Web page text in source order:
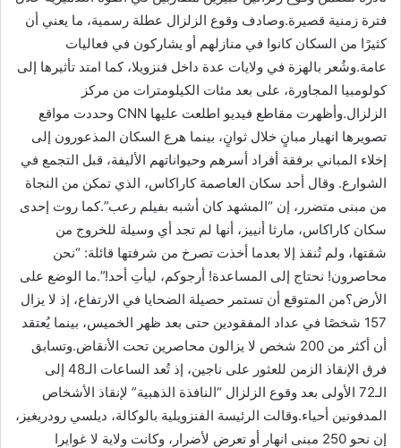
فترة زمنية قصيرة.وصادف وقوع الزلزال عطلة رسمية، ما يعني أن
كثيرًا من السكان كانوا في منازلهم أو يشاركون في فعاليات
عامة.وشُعر بالهزة في ولايات عدة داخل فنزويلا، كما امتد تأثيرها إلى
كولومبيا المجاورة، على بعد مئات الكيلومترات من مركز
الزلزال.وأظهرت مقاطع فيديو اطلعت عليها CNN وحددت مواقع
تصويرها انهيار مبانٍ خلال ثوانٍ، بينما هرع السكان المذعورون إلى
إخلاء المباني برفقة أفراد أسرهم وحيواناتهم الأليفة، قبل التجمع في
الشوارع. وقال أحد سكان العاصمة كاراكاس، الذي تمكن من النجاة
من مبنى متضرر، إن “المشهد كان أشبه بفيلم رعب”.كما روت إحدى
سكان كاراكاس، مارثا أنييز، أنها لم تجد أي وسيلة للخروج من
شقتها، ولم تُنقذ إلا بعدما أخذت تصرخ من شرفتها قائلة: “نحن
محاصرون! نحتاج إلى المساعدة! أرجوكم، ليأتِ أحد!”.ما الوضع على
الأرض؟من المتوقع أن تستمر حصيلة الضحايا في الارتفاع، إذ لا يزال
157 شخصًا في عداد المفقودين حتى بعد ظهر الخميس، بينما يُعتقد
أن أكثر من 200 شخص لا يزالون محاصرين تحت الأنقاض.وتسابق
فرق الإنقاذ الزمن للعثور على ناجين، إذ تُعد الساعات الـ48 إلى
الـ72 الأولى بعد وقوع الزلزال “النافذة الذهبية” لإنقاذ الأشخاص
المدفونين أحياء.وقالت الرئيسة الفنزويلية بالوكالة، ديلسي رودريغيز،
إن نحو 250 مبنى انهار أو تعرض لأضرار، وكانت ولاية لا غوايرا